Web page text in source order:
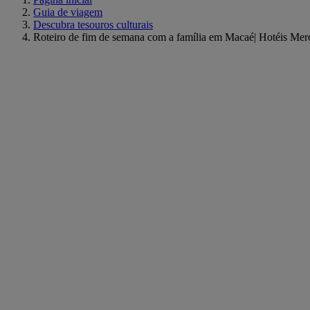
Guia de viagem
Descubra tesouros culturais
Roteiro de fim de semana com a família em Macaé| Hotéis